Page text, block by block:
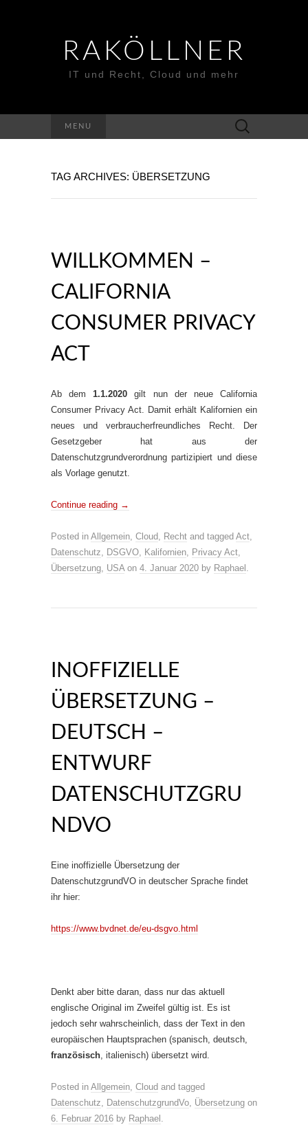
RAKÖLLNER
IT und Recht, Cloud und mehr
MENU
Suchen
nach:
TAG ARCHIVES: ÜBERSETZUNG
WILLKOMMEN –
CALIFORNIA
CONSUMER PRIVACY
ACT
Ab dem1.1.2020 gilt nun der neue California
Consumer Privacy Act. Damit erhält Kalifornien ein
neues und verbraucherfreundliches Recht. Der
Gesetzgeber hat aus der
Datenschutzgrundverordnung partizipiert und diese
als Vorlage genutzt.
Continue reading →
Posted in Allgemein, Cloud, Recht and tagged Act,
Datenschutz, DSGVO, Kalifornien, Privacy Act,
Übersetzung, USAon 4. Januar 2020 by Raphael .
INOFFIZIELLE
ÜBERSETZUNG –
DEUTSCH –
ENTWURF
DATENSCHUTZGRU
NDVO
Eine inoffizielle Übersetzung der
DatenschutzgrundVO in deutscher Sprache findet
ihr hier:
https://www.bvdnet.de/eu-dsgvo.html
Denkt aber bitte daran, dass nur das aktuell
englische Original im Zweifel gültig ist. Es ist
jedoch sehr wahrscheinlich, dass der Text in den
europäischen Hauptsprachen (spanisch, deutsch,
französisch, italienisch) übersetzt wird.
Posted in Allgemein, Cloud and tagged
Datenschutz, DatenschutzgrundVo, Übersetzung on
6. Februar 2016 by Raphael .